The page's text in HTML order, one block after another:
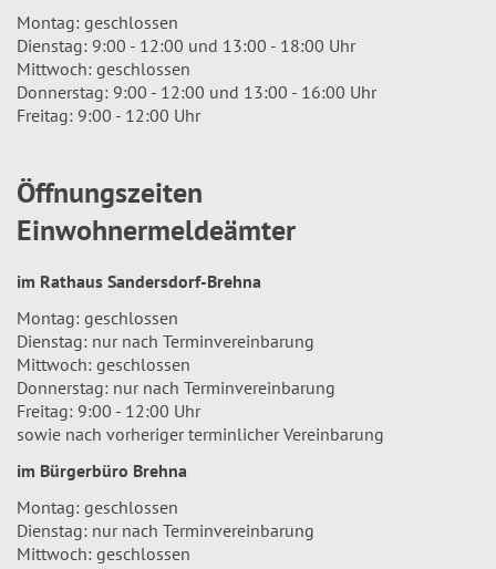
Montag: geschlossen
Dienstag: 9:00 - 12:00 und 13:00 - 18:00 Uhr
Mittwoch: geschlossen
Donnerstag: 9:00 - 12:00 und 13:00 - 16:00 Uhr
Freitag: 9:00 - 12:00 Uhr
Öffnungszeiten
Einwohnermeldeämter
im Rathaus Sandersdorf-Brehna
Montag: geschlossen
Dienstag: nur nach Terminvereinbarung
Mittwoch: geschlossen
Donnerstag: nur nach Terminvereinbarung
Freitag: 9:00 - 12:00 Uhr
sowie nach vorheriger terminlicher Vereinbarung
im Bürgerbüro Brehna
Montag: geschlossen
Dienstag: nur nach Terminvereinbarung
Mittwoch: geschlossen